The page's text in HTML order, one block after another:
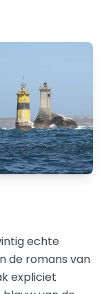
echte
de romans van
expliciet